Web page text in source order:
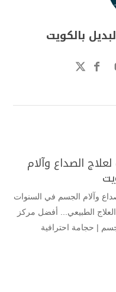
بالكويت
الصداع وآلام
وآلام الجسم في السنوات
الطبيعي... أفضل مركز
| حجامة احترافية